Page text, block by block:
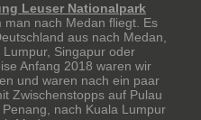
Leuser Nationalpark
nach Medan fliegt. Es
aus nach Medan,
Singapur oder
Anfang 2018 waren wir
und waren nach ein paar
Zwischenstopps auf Pulau
nach Kuala Lumpur